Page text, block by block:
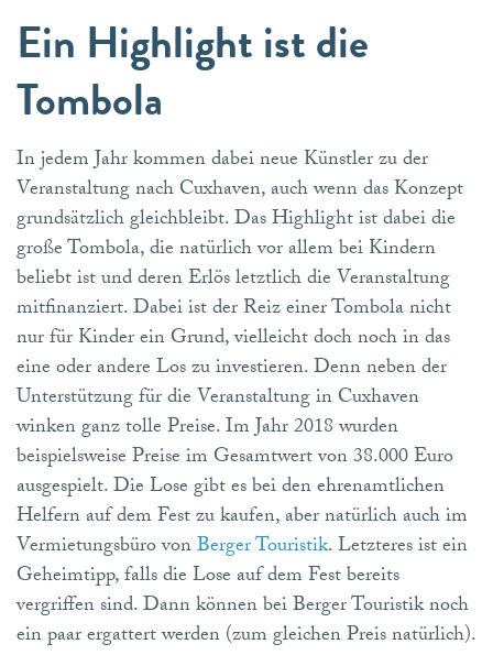
Ein Highlight ist die
Tombola
In jedem Jahr kommen dabei neue Künstler zu der
Veranstaltung nach Cuxhaven, auch wenn das Konzept
grundsätzlich gleichbleibt. Das Highlight ist dabei die
große Tombola, die natürlich vor allem bei Kindern
beliebt ist und deren Erlös letztlich die Veranstaltung
mitfinanziert. Dabei ist der Reiz einer Tombola nicht
nur für Kinder ein Grund, vielleicht doch noch in das
eine oder andere Los zu investieren. Denn neben der
Unterstützung für die Veranstaltung in Cuxhaven
winken ganz tolle Preise. Im Jahr 2018 wurden
beispielsweise Preise im Gesamtwert von 38.000 Euro
ausgespielt. Die Lose gibt es bei den ehrenamtlichen
Helfern auf dem Fest zu kaufen, aber natürlich auch im
Vermietungsbüro vonBerger Touristik. Letzteres ist ein
Geheimtipp, falls die Lose auf dem Fest bereits
vergriffen sind. Dann können bei Berger Touristik noch
ein paar ergattert werden (zum gleichen Preis natürlich).